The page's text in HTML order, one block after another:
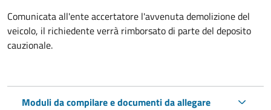
Comunicata all'ente accertatore l'avvenuta demolizione del
veicolo, il richiedente verrà rimborsato di parte del deposito
cauzionale.
Moduli da compilare e documenti da allegare